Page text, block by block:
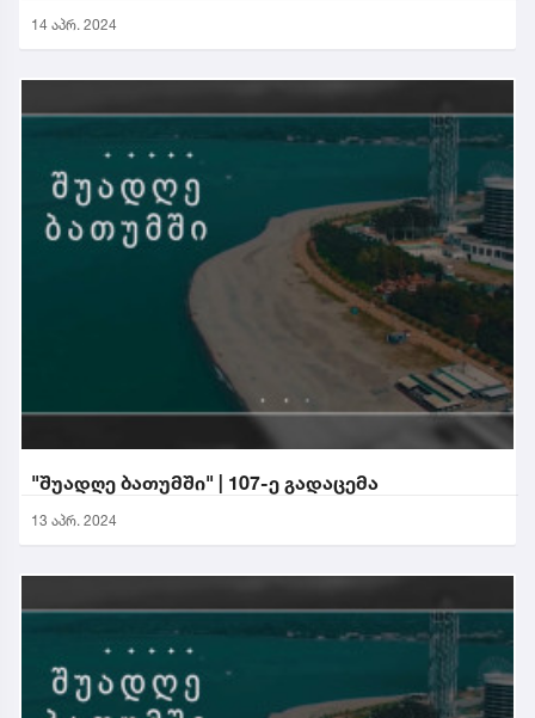
14 აპრ. 2024
"შუადღე ბათუმში" | 107-ე გადაცემა
13 აპრ. 2024